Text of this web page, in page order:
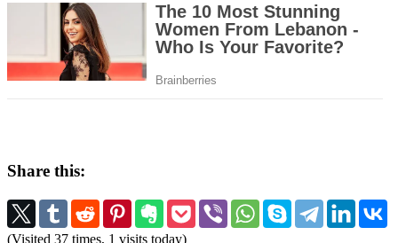
Share this:
(Visited 37 times, 1 visits today)